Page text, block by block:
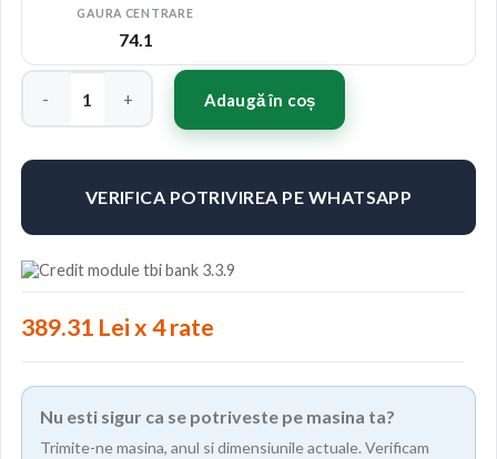
GAURA CENTRARE
74.1
Cantitate Jante ABS F30 20"x8.5" ET35 Culoare SILVER
Adaugă în coș
VERIFICA POTRIVIREA PE WHATSAPP
389.31 Lei x 4 rate
Nu esti sigur ca se potriveste pe masina ta?
Trimite-ne masina, anul si dimensiunile actuale. Verificam